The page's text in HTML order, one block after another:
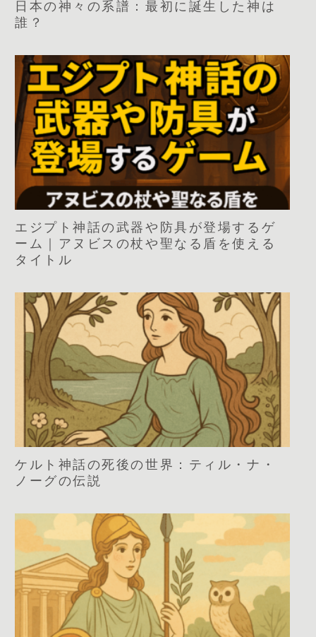
日本の神々の系譜：最初に誕生した神は
誰？
エジプト神話の武器や防具が登場するゲ
ーム｜アヌビスの杖や聖なる盾を使える
タイトル
ケルト神話の死後の世界：ティル・ナ・
ノーグの伝説